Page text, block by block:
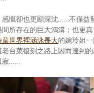
慨卻也更顯深沈……不僅益
所存在的巨大鴻溝；也更
菜世界裡涵泳長大的婉玲姐
台菜復刻之路上因而達到
寂……